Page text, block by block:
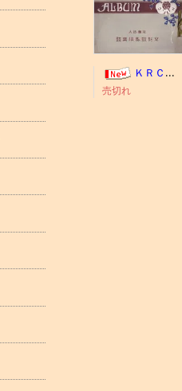
ＫＲＣ ＡＬＢＵＭ（京都競馬場写真帖）
売切れ